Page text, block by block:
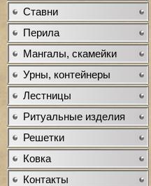
Ставни
Перила
Мангалы, скамейки
Урны, контейнеры
Лестницы
Ритуальные изделия
Решетки
Ковка
Контакты